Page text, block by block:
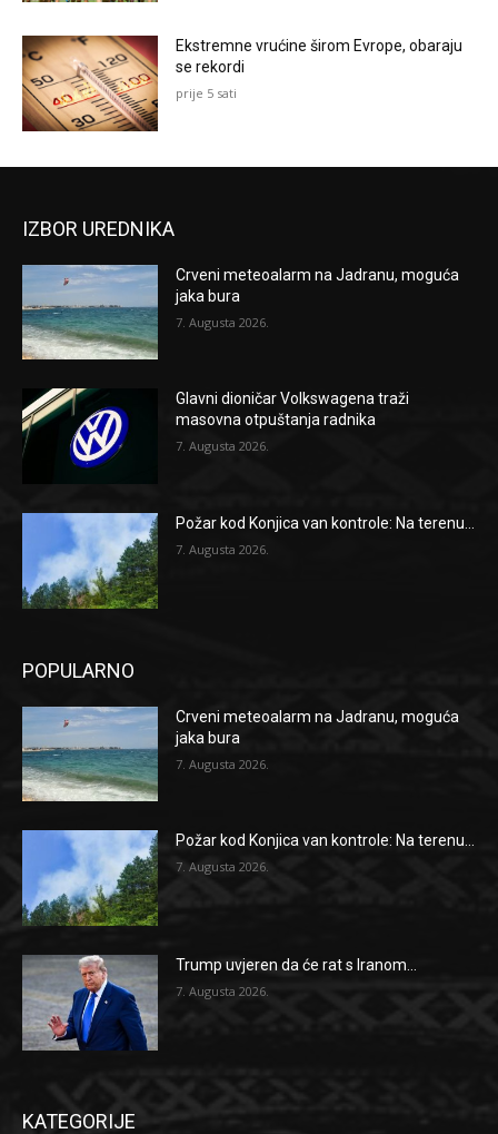
Ekstremne vrućine širom Evrope, obaraju
se rekordi
prije 5 sati
IZBOR UREDNIKA
Crveni meteoalarm na Jadranu, moguća
jaka bura
7. Augusta 2026.
Glavni dioničar Volkswagena traži
masovna otpuštanja radnika
7. Augusta 2026.
Požar kod Konjica van kontrole: Na terenu...
7. Augusta 2026.
POPULARNO
Crveni meteoalarm na Jadranu, moguća
jaka bura
7. Augusta 2026.
Požar kod Konjica van kontrole: Na terenu...
7. Augusta 2026.
Trump uvjeren da će rat s Iranom...
7. Augusta 2026.
KATEGORIJE